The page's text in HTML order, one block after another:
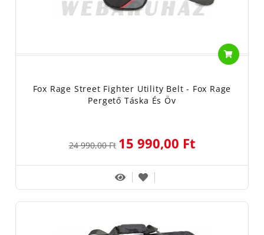
Fox Rage Street Fighter Utility Belt - Fox Rage
Pergető Táska És Öv
24 990,00 Ft 15 990,00 Ft